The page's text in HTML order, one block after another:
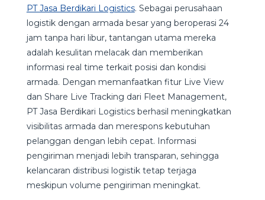
PT Jasa Berdikari Logistics. Sebagai perusahaan
logistik dengan armada besar yang beroperasi 24
jam tanpa hari libur, tantangan utama mereka
adalah kesulitan melacak dan memberikan
informasi real time terkait posisi dan kondisi
armada. Dengan memanfaatkan fitur Live View
dan Share Live Tracking dari Fleet Management,
PT Jasa Berdikari Logistics berhasil meningkatkan
visibilitas armada dan merespons kebutuhan
pelanggan dengan lebih cepat. Informasi
pengiriman menjadi lebih transparan, sehingga
kelancaran distribusi logistik tetap terjaga
meskipun volume pengiriman meningkat.